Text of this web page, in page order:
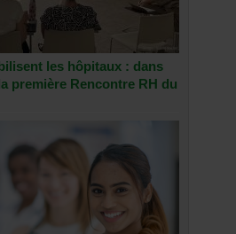
les hôpitaux : dans
première Rencontre RH du